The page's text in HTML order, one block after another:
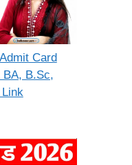
Card
BA, B.Sc,